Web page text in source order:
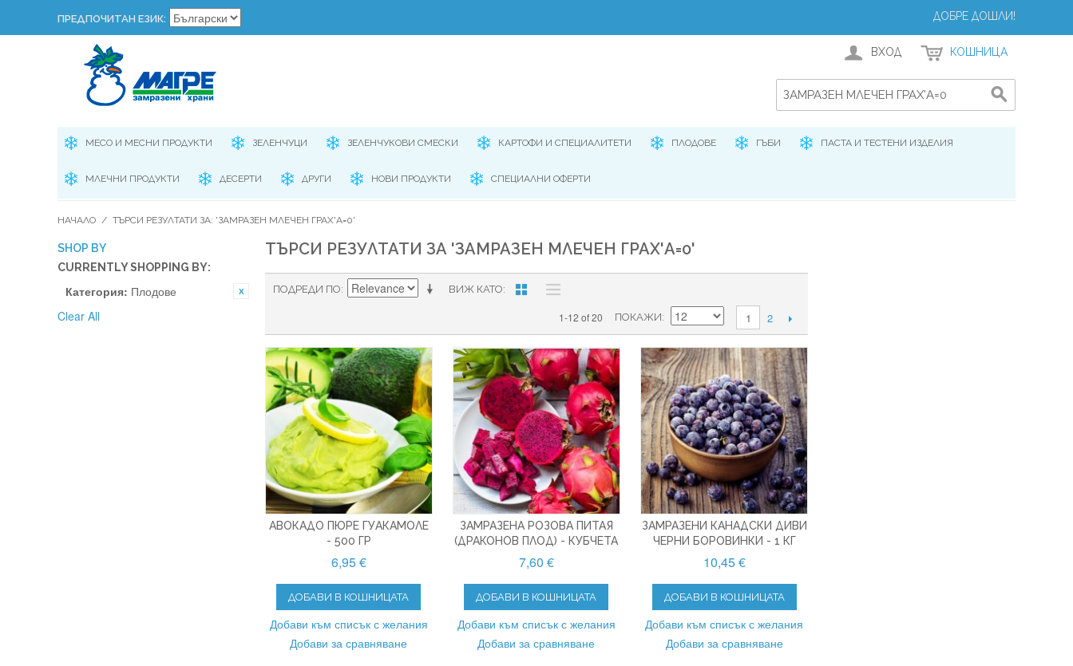
ПРЕДПОЧИТАН ЕЗИК: ДОБРЕ ДОШЛИ!
ВХОД КОШНИЦА
МЕСО И МЕСНИ ПРОДУКТИ ЗЕЛЕНЧУЦИ ЗЕЛЕНЧУКОВИ СМЕСКИ КАРТОФИ И СПЕЦИАЛИТЕТИ ПЛОДОВЕ ГЪБИ ПАСТА И ТЕСТЕНИ ИЗДЕЛИЯ
МЛЕЧНИ ПРОДУКТИ ДЕСЕРТИ ДРУГИ НОВИ ПРОДУКТИ СПЕЦИАЛНИ ОФЕРТИ
НАЧАЛО / ТЪРСИ РЕЗУЛТАТИ ЗА: 'ЗАМРАЗЕН МЛЕЧЕН ГРАХ'A=0'
SHOP BY
CURRENTLY SHOPPING BY:
Категория: Плодове
Clear All
ТЪРСИ РЕЗУЛТАТИ ЗА 'ЗАМРАЗЕН МЛЕЧЕН ГРАХ'A=0'
ВИЖ КАТО
ПОДРЕДИ ПО
1-12 of 20 ПОКАЖИ 1 2
АВОКАДО ПЮРЕ ГУАКАМОЛЕ
- 500 ГР
6,95 €
ДОБАВИ В КОШНИЦАТА
Добави към списък с желания
Добави за сравняване
ЗАМРАЗЕНА РОЗОВА ПИТАЯ
(ДРАКОНОВ ПЛОД) - КУБЧЕТА
7,60 €
ДОБАВИ В КОШНИЦАТА
Добави към списък с желания
Добави за сравняване
ЗАМРАЗЕНИ КАНАДСКИ ДИВИ
ЧЕРНИ БОРОВИНКИ - 1 КГ
10,45 €
ДОБАВИ В КОШНИЦАТА
Добави към списък с желания
Добави за сравняване